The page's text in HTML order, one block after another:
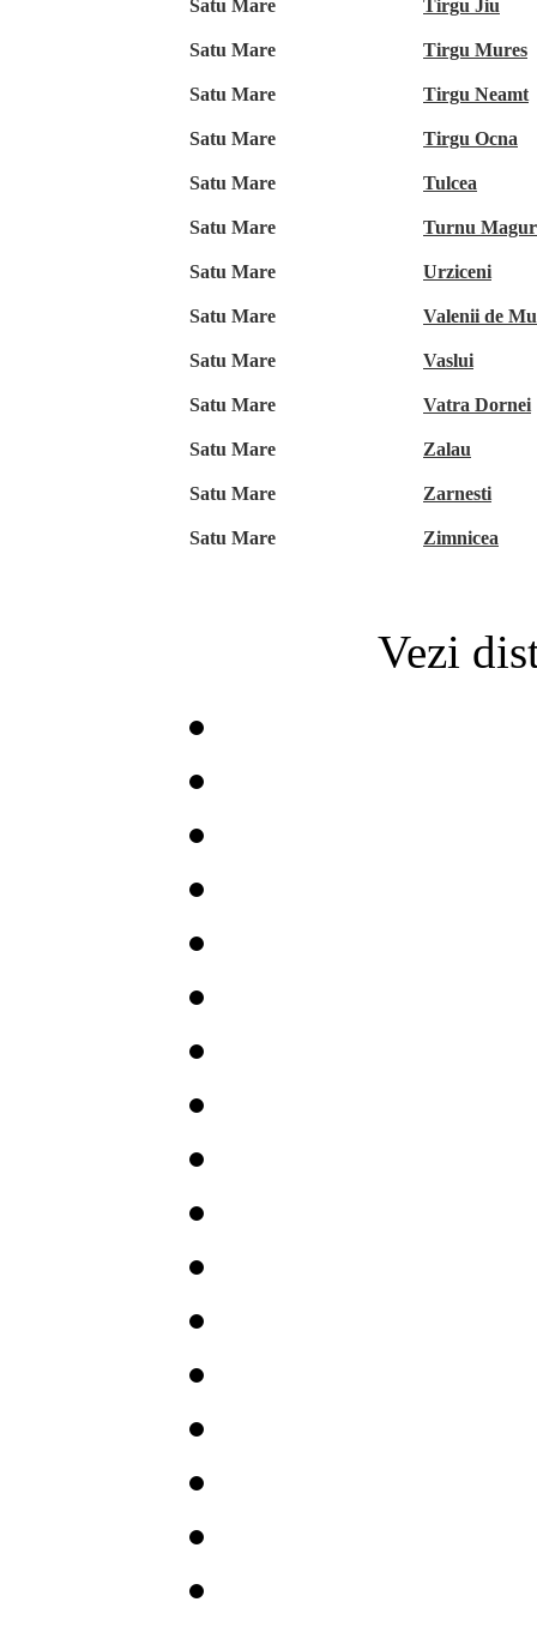
Satu Mare Tirgu Jiu
Satu Mare Tirgu Mures
Satu Mare Tirgu Neamt
Satu Mare Tirgu Ocna
Satu Mare Tulcea
Satu Mare Turnu
Satu Mare Urziceni
Satu Mare Valenii de
Satu Mare Vaslui
Satu Mare Vatra Dornei
Satu Mare Zalau
Satu Mare Zarnesti
Satu Mare Zimnicea
Vezi